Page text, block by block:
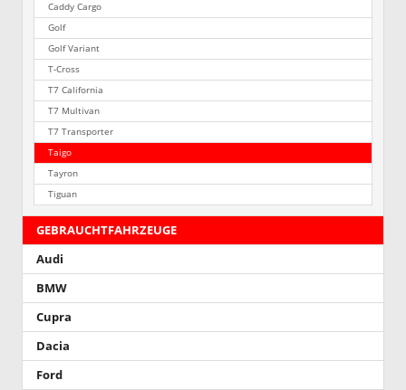
Caddy Cargo
Golf
Golf Variant
T-Cross
T7 California
T7 Multivan
T7 Transporter
Taigo
Tayron
Tiguan
GEBRAUCHTFAHRZEUGE
Audi
BMW
Cupra
Dacia
Ford